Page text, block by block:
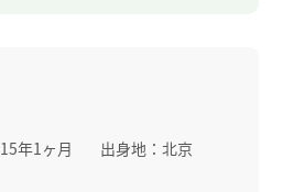
15年1ヶ月 出身地：北京